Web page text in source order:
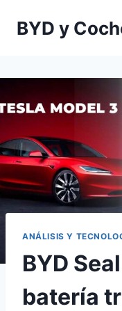
BYD y
ANÁLISIS Y
BYD
batería